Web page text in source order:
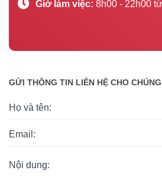
Giờ làm việc: 8h00 - 22h00
GỬI THÔNG TIN LIÊN HỆ CHO